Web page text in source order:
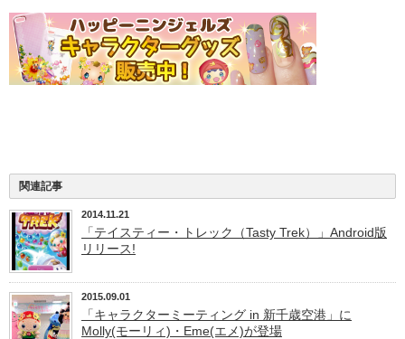
関連記事
2014.11.21
「テイスティー・トレック（Tasty Trek）」Android版
リリース!
2015.09.01
「キャラクターミーティング in 新千歳空港」に
Molly(モーリィ)・Eme(エメ)が登場